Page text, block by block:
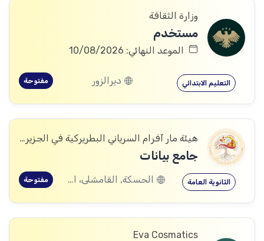
وزارة الثقافة
مستخدم
الموعد النهائي: 10/08/2026
التعليم الابتدائي ديرالزور مفتوحة
هيئة مار آفرام السرياني البطريركية في الجزيرة والفرات
جامع بيانات
الثانوية العامة الحسكة, القامشلى، الحسكة, الكرامة، الرقة, اليعربية، المالكية، الحسكة, العريشة، الحسكة, الشدادي، الحسكة مفتوحة
Eva Cosmatics